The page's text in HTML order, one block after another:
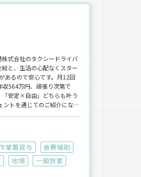
株式会社のタクシードライバ
と、生活の心配なくスター
あるので安心です。月12回
564万円、頑張り次第で
「安定×自由」どちらも叶う
業着貸与
食費補助
地場
一般旅客